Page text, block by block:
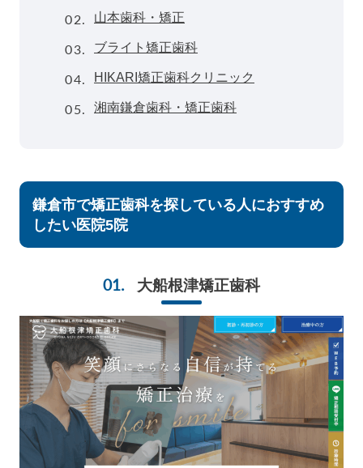
02. 山本歯科・矯正
03. ブライト矯正歯科
04. HIKARI矯正歯科クリニック
05. 湘南鎌倉歯科・矯正歯科
鎌倉市で矯正歯科を探している人におすすめ
したい医院5院
大船根津矯正歯科